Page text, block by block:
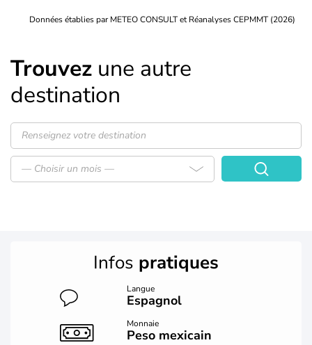
Données établies par METEO CONSULT et Réanalyses CEPMMT (2026)
Trouvez une autre
destination
— Choisir un mois —
Infos pratiques
Langue
Espagnol
Monnaie
Peso mexicain